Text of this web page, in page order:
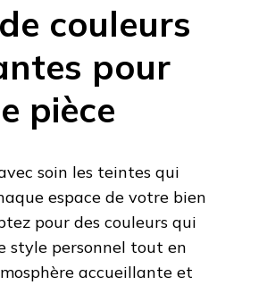
couleurs
pour
pièce
soin les teintes qui
espace de votre bien
pour des couleurs qui
style personnel tout en
accueillante et